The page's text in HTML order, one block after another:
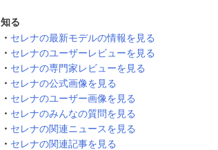
知る
セレナの最新モデルの情報を見る
セレナのユーザーレビューを見る
セレナの専門家レビューを見る
セレナの公式画像を見る
セレナのユーザー画像を見る
セレナのみんなの質問を見る
セレナの関連ニュースを見る
セレナの関連記事を見る